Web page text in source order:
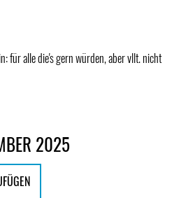
für alle die's gern würden, aber vllt. nicht
2025